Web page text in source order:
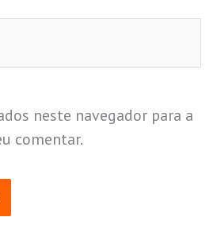
neste navegador para a
comentar.